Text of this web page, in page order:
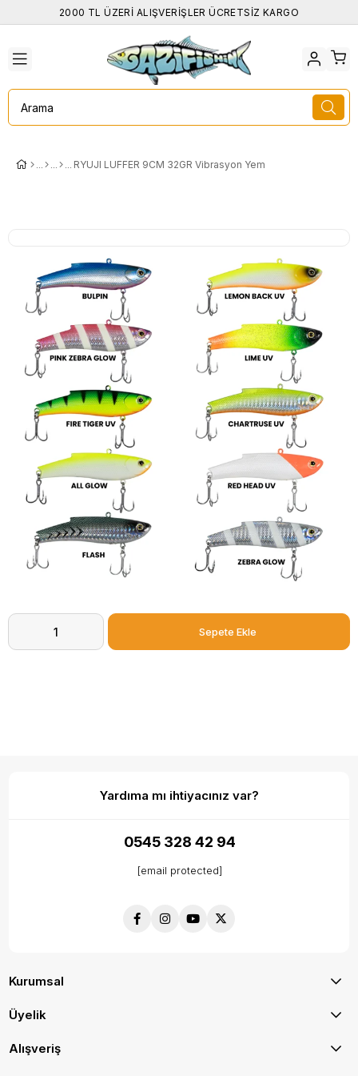
2000 TL ÜZERİ ALIŞVERİŞLER ÜCRETSİZ KARGO
RYUJI LUFFER 9CM 32GR Vibrasyon Yem
Yardıma mı ihtiyacınız var?
0545 328 42 94
[email protected]
Kurumsal
Üyelik
Alışveriş